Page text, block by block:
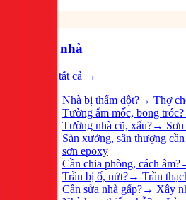
Sửa nhà
Xem tất cả →
Nhà bị thấm dột?→ Thợ
Tường ẩm mốc, bong tróc?
Tường nhà cũ, xấu?→
Sàn xưởng, sân thượng
sơn epoxy
Cần chia phòng, cách âm?
Trần bị ố, nứt?→ Trần
Cần sửa nhà gấp?→ Xây